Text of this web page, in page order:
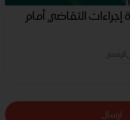
إجراءات التقاضي أمام
الرقمي
ارسال